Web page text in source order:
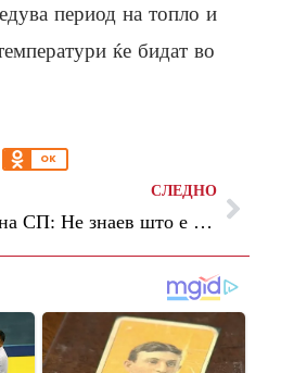
период на топло и
ќе бидат во
OK
СЛЕДНО
Трамп за скандалот на СП: Не знаев што е црвен картон, побарав ФИФА повторно да го разгледа случајот